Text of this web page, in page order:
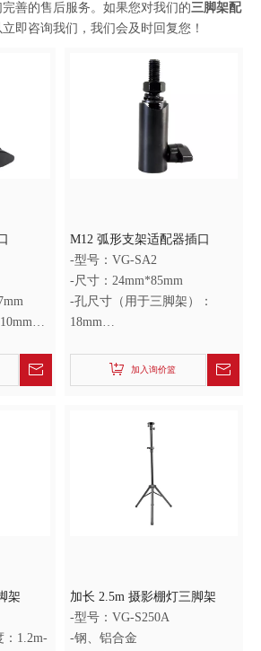
善的售后服务。如果您对我们的三脚架配
即咨询我们，我们会及时回复您！
M12 弧形支架适配器插口
-型号：VG-SA2
-尺寸：24mm*85mm
-孔尺寸（用于三脚架）：
18mm
-净重：0.02kg加入询价篮
架
：1.2m-
加长 2.5m 摄影棚灯三脚架
-型号：VG-S250A
-钢、铝合金